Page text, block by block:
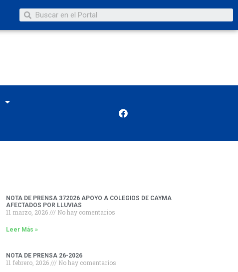
NOTA DE PRENSA 372026 APOYO A COLEGIOS DE CAYMA
AFECTADOS POR LLUVIAS
11 marzo, 2026 No hay comentarios
Leer Más »
NOTA DE PRENSA 26-2026
11 febrero, 2026 No hay comentarios